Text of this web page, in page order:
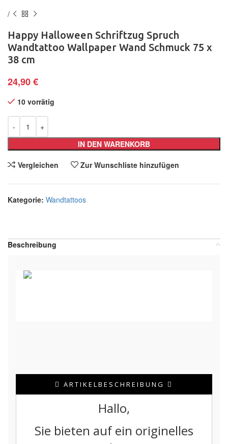
Happy Halloween Schriftzug Spruch
Wandtattoo Wallpaper Wand Schmuck 75 x
38 cm
24,90€
10 vorrätig
IN DEN WARENKORB
Vergleichen Zur Wunschliste hinzufügen
Kategorie: Wandtattoos
Beschreibung
ARTIKELBESCHREIBUNG
Hallo,
Sie bieten auf ein originelles